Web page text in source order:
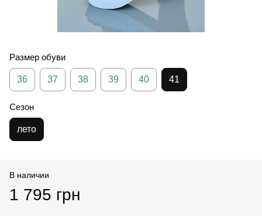
Размер обуви
36 37 38 39 40 41
Сезон
лето
В наличии
1 795 грн